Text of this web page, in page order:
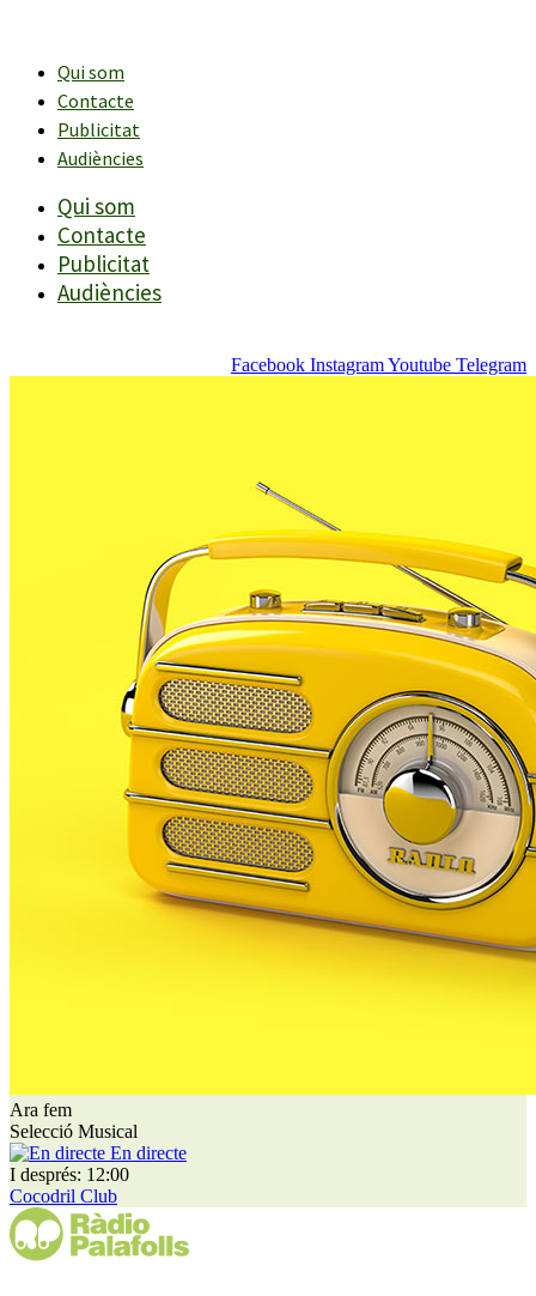
contingutQui som
Contacte
Publicitat
Audiències
Qui som
Contacte
Publicitat
Audiències
Facebook InstagramYoutube Telegram
Ara fem
Selecció Musical
En directe
I després: 12:00
Cocodril Club